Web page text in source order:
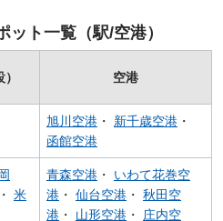
ト一覧（駅/空港）
空港
旭川空港 ・ 新千歳空港 ・
函館空港
・ 米
青森空港 ・ いわて花巻空
港 ・ 仙台空港 ・ 秋田空
港 ・ 山形空港 ・ 庄内空